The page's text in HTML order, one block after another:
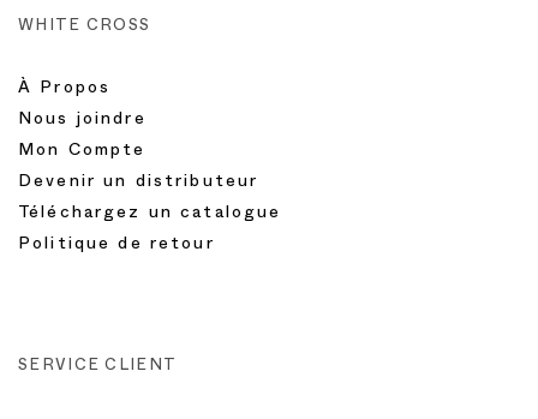
WHITE CROSS
À Propos
Nous joindre
Mon Compte
Devenir un distributeur
Téléchargez un catalogue
Politique de retour
SERVICE CLIENT